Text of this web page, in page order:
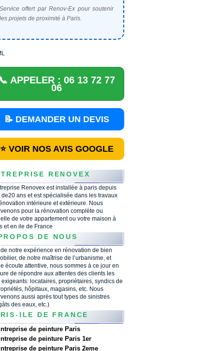
Service offert par Renov-Ex pour soutenir
les projets de proximité à Paris.
APPELER : 06 13 72 77
06
📝 DEMANDER UN DEVIS
⭐ VOIR NOS AVIS GOOGLE
RENOVEX
Renovex est installée à paris depuis
de20 ans et est spécialisée dans les travaux
intérieure et extérieure. Nous
pour la rénovation complète ou
de votre appartement ou votre maison à
et en ile de France
DE NOUS
de notre expérience en rénovation de bien
de notre maîtrise de l’urbanisme, et
écoute attentive, nous sommes à ce jour en
de répondre aux attentes des clients les
exigeants: locataires, propriétaires, syndics de
hôpitaux, magasins, etc. Nous
aussi après tout types de sinistres
des eaux, etc.)
ILE DE FRANCE
de peinture Paris
de peinture Paris 1er
de peinture Paris 2eme